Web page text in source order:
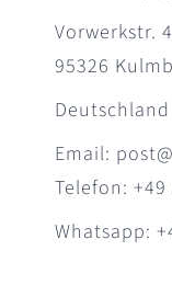
Vorwerkstr. 4
95326
Deutschland
Email:
Telefon: +49
Whatsapp: